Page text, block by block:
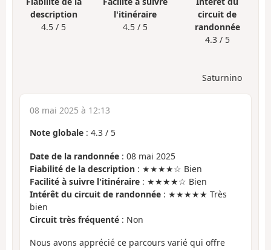
description
4.5 / 5
l'itinéraire
4.5 / 5
circuit de
randonnée
4.3 / 5
Saturnino
08 mai 2025 à 12:13
Note globale : 4.3 / 5
Date de la randonnée : 08 mai 2025
Fiabilité de la description : ★★★★☆ Bien
Facilité à suivre l'itinéraire : ★★★★☆ Bien
Intérêt du circuit de randonnée : ★★★★★ Très
bien
Circuit très fréquenté : Non
Nous avons apprécié ce parcours varié qui offre